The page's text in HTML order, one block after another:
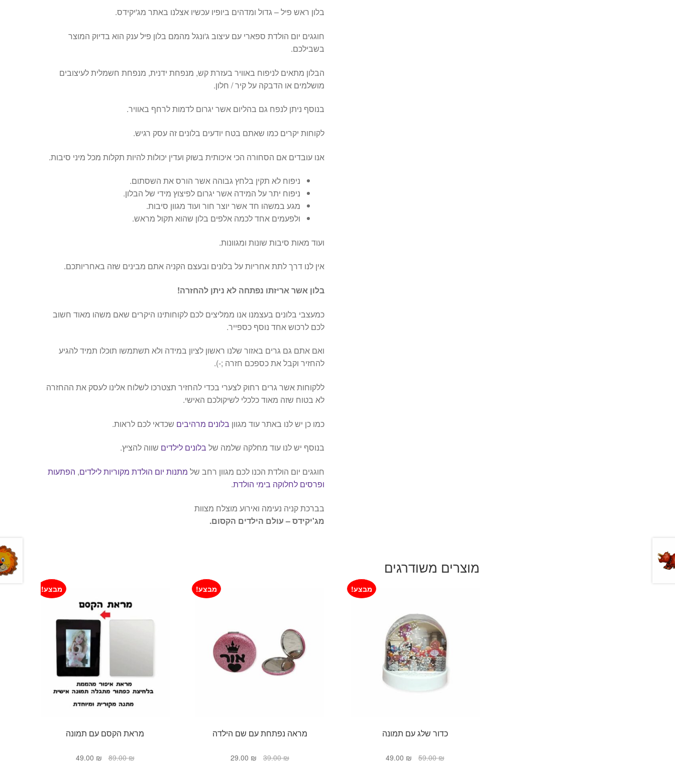
בלון ראש פיל – גדול ומדהים ביופיו עכשיו אצלנו באתר מג'יקידס.
חוגגים יום הולדת ספארי עם עיצוב ג'ונגל מהמם בלון פיל ענק הוא בדיוק המוצר
בשבילכם.
הבלון מתאים לניפוח באוויר בעזרת קש, מנפחת ידנית, מנפחת חשמלית לעיצובים
מושלמים או הדבקה על קיר / חלון.
בנוסף ניתן לנפח גם בהליום אשר יגרום לדמות לרחף באוויר.
לקוחות יקרים כמו שאתם בטח יודעים בלונים זה עסק רגיש.
אנו עובדים אם הסחורה הכי איכותית בשוק ועדין יכולות להיות תקלות מכל מיני סיבות.
ניפוח לא תקין בלחץ גבוהה אשר הורס את השסתום.
ניפוח יתר על המידה אשר יגרום לפיצוץ מידי של הבלון.
מגע במשהו חד אשר יוצר חור ועוד מגוון סיבות.
ולפעמים אחד לכמה אלפים בלון שהוא תקול מראש.
ועוד מאות סיבות שונות ומגוונות.
אין לנו דרך לתת אחריות על בלונים ובעצם הקניה אתם מבינים שזה באחריותכם.
בלון אשר אריזתו נפתחה לא ניתן להחזרה!
כמעצבי בלונים בעצמנו אנו ממליצים לכם לקוחותינו היקרים שאם משהו מאוד חשוב
לכם לרכוש אחד נוסף כספייר.
ואם אתם גם גרים באזור שלנו ראשון לציון במידה ולא תשתמשו תוכלו תמיד להגיע
להחזיר וקבל את כספכם חזרה ;-).
ללקוחות אשר גרים רחוק לצערי בכדי להחזיר תצטרכו לשלוח אלינו לעסק את ההחזרה
לא בטוח שזה מאוד כלכלי לשיקולכם האישי.
כמו כן יש לנו באתר עוד מגוון בלונים מרהיבים שכדאי לכם לראות.
בנוסף יש לנו עוד מחלקה שלמה של בלונים לילדים שווה להציץ.
חוגגים יום הולדת הכנו לכם מגוון רחב של מתנות יום הולדת מקוריות לילדים, הפתעות
ופרסים לחלוקה בימי הולדת.
בברכת קניה נעימה ואירוע מוצלח מצוות
מג'יקידס – עולם הילדים הקסום.
מוצרים משודרגים
כדור שלג עם תמונה
מבצע!
59.00₪ המחיר49.00 ₪ המחיר
מראה נפתחת עם שם הילדה
מבצע!
39.00₪ המחיר29.00 ₪ המחיר
מראת הקסם עם תמונה
מבצע!
89.00₪ המחיר49.00 ₪ המחיר